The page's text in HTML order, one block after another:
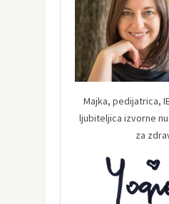
Majka, pedijatrica,
ljubiteljica izvorne
za